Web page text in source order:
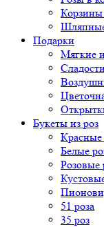
Корзины
Подарки
Мягкие
Букеты из роз
Красные
Белые
Розовые
51 роза
35 роз